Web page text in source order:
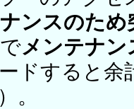
ンスのため
メンテナ
ドすると余
。